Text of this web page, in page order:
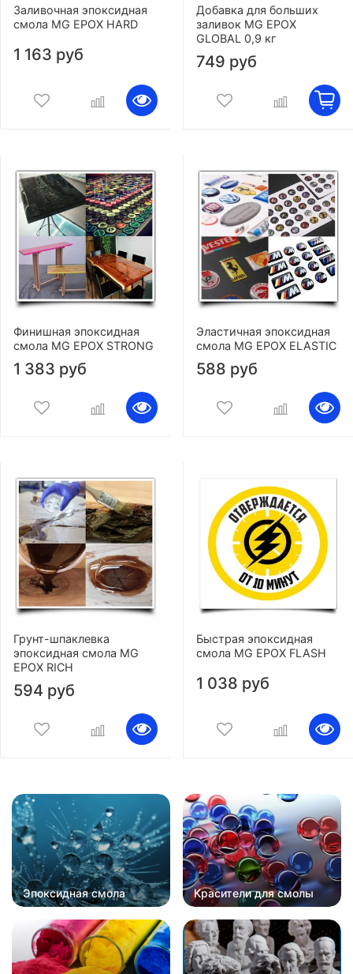
Заливочная эпоксидная
смола MG EPOX HARD
1 163 руб
Добавка для больших
заливок MG EPOX
GLOBAL 0,9 кг
749 руб
Финишная эпоксидная
смола MG EPOX STRONG
1 383 руб
Эластичная эпоксидная
смола MG EPOX ELASTIC
588 руб
Грунт-шпаклевка
эпоксидная смола MG
EPOX RICH
594 руб
Быстрая эпоксидная
смола MG EPOX FLASH
1 038 руб
Эпоксидная смола Красители для смолы